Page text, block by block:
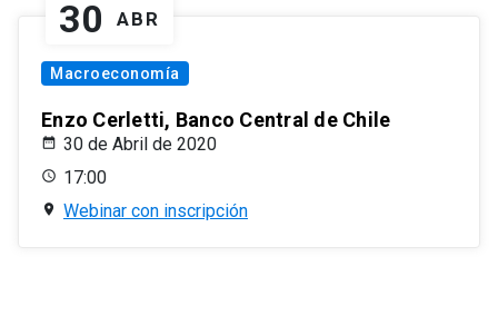
30 ABR
Macroeconomía
Enzo Cerletti, Banco Central de Chile
30 de Abril de 2020
17:00
Webinar con inscripción